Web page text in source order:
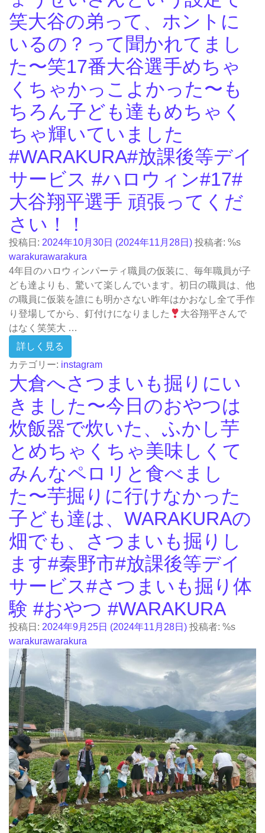
笑大谷の弟って、ホントに
いるの？って聞かれてまし
た〜笑17番大谷選手めちゃ
くちゃかっこよかった〜も
ちろん子ども達もめちゃく
ちゃ輝いていました
#WARAKURA#放課後等デイ
サービス #ハロウィン#17#
大谷翔平選手 頑張ってくだ
さい！！
投稿日: 2024年10月30日 (2024年11月28日) 投稿者: %s
warakurawarakura
4年目のハロウィンパーティ職員の仮装に、毎年職員が子
ども達よりも、驚いて楽しんでいます。初日の職員は、他
の職員に仮装を誰にも明かさない昨年はかおなし全て手作
り登場してから、釘付けになりました
大谷翔平さんで
はなく笑笑大 …
詳しく見る
カテゴリー: instagram
大倉へさつまいも掘りにい
きました〜今日のおやつは
炊飯器で炊いた、ふかし芋
とめちゃくちゃ美味しくて
みんなペロリと食べまし
た〜芋掘りに行けなかった
子ども達は、WARAKURAの
畑でも、さつまいも掘りし
ます#秦野市#放課後等デイ
サービス#さつまいも掘り体
験 #おやつ #WARAKURA
投稿日: 2024年9月25日 (2024年11月28日) 投稿者: %s
warakurawarakura